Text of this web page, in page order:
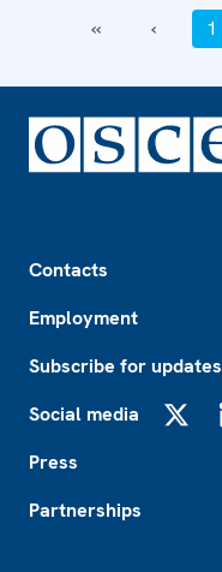
‹‹ ‹ 1
Contacts
Employment
Subscribe for updates
Social media
Press
Partnerships